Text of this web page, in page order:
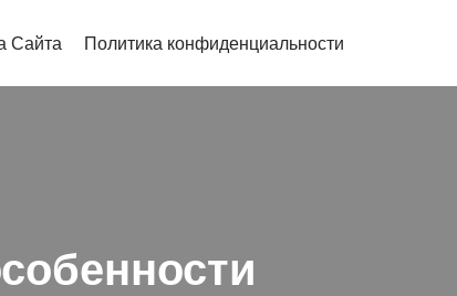
Сайта Политика конфиденциальности